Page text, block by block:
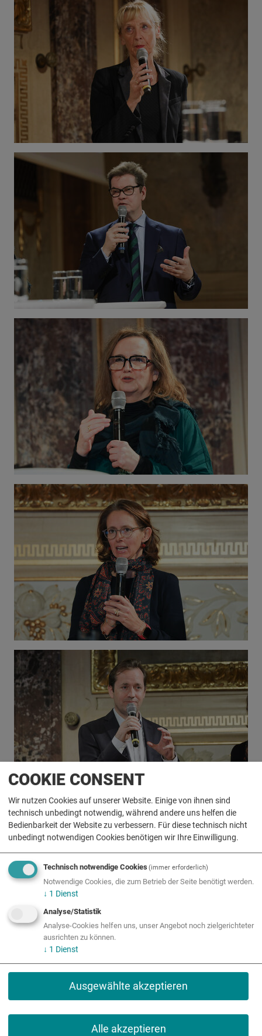
COOKIE CONSENT
Wir nutzen Cookies auf unserer Website. Einige von ihnen sind
technisch unbedingt notwendig, während andere uns helfen die
Bedienbarkeit der Website zu verbessern. Für diese technisch nicht
unbedingt notwendigen Cookies benötigen wir Ihre Einwilligung.
Technisch notwendige Cookies(immer erforderlich)
Notwendige Cookies, die zum Betrieb der Seite benötigt werden.
↓ 1 Dienst
Analyse/Statistik
Analyse-Cookies helfen uns, unser Angebot noch zielgerichteter
ausrichten zu können.
↓ 1 Dienst
Ausgewählte akzeptieren
Alle akzeptieren